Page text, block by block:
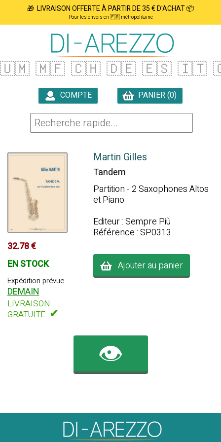
🎁 LIVRAISON OFFERTE À PARTIR DE 35 € D'ACHAT 📦
Pour les envois en 🇫🇷 métropolitaine
🇺🇲 🇲🇫 🇨🇭 🇩🇪 🇪🇸 🇮🇹
COMPTE
PANIER (0)
32.78 €
EN STOCK
Expédition prévue
DEMAIN
LIVRAISON
GRATUITE ✔
Martin Gilles
Tandem
Partition - 2 Saxophones Altos
et Piano
Editeur : Sempre Più
Référence : SP0313
Ajouter au panier
👁️